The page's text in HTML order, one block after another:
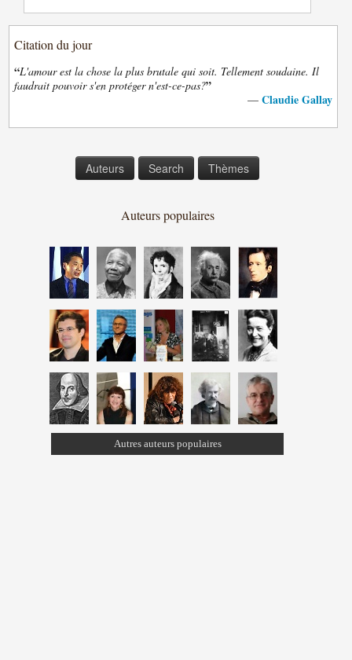
Citation du jour
“L'amour est la chose la plus brutale qui soit. Tellement soudaine. Il
faudrait pouvoir s'en protéger n'est-ce-pas?”
— Claudie Gallay
Auteurs Search Thèmes
Auteurs populaires
Autres auteurs populaires